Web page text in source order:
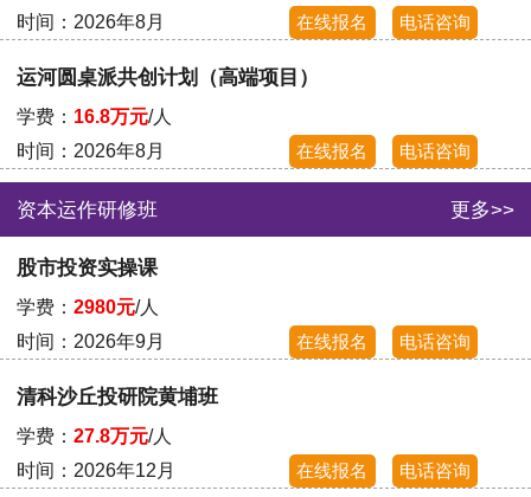
时间：2026年8月
在线报名 电话咨询
运河圆桌派共创计划（高端项目）
学费： 16.8万元/人
时间：2026年8月
在线报名 电话咨询
资本运作研修班 更多>>
股市投资实操课
学费：2980元/人
时间：2026年9月
在线报名 电话咨询
清科沙丘投研院黄埔班
学费：27.8万元/人
时间：2026年12月
在线报名 电话咨询